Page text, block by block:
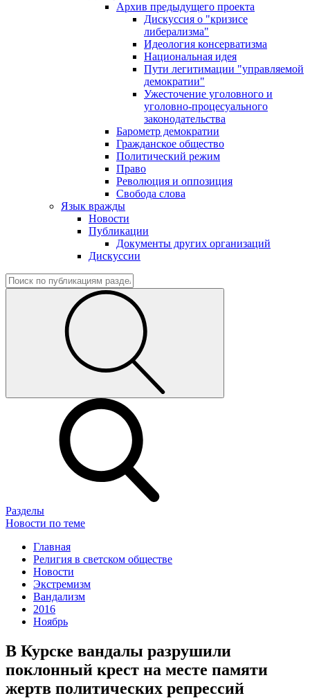
Архив предыдущего проекта
Дискуссия о "кризисе
либерализма"
Идеология консерватизма
Национальная идея
Пути легитимации "управляемой
демократии"
Ужесточение уголовного и
уголовно-процесуального
законодательства
Барометр демократии
Гражданское общество
Политический режим
Право
Революция и оппозиция
Свобода слова
Язык вражды
Новости
Публикации
Документы других организаций
Дискуссии
Разделы
Новости по теме
Главная
Религия в светском обществе
Новости
Экстремизм
Вандализм
2016
Ноябрь
В Курске вандалы разрушили
поклонный крест на месте памяти
жертв политических репрессий